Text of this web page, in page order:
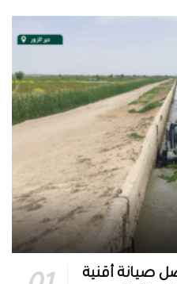
صيانة أقنية